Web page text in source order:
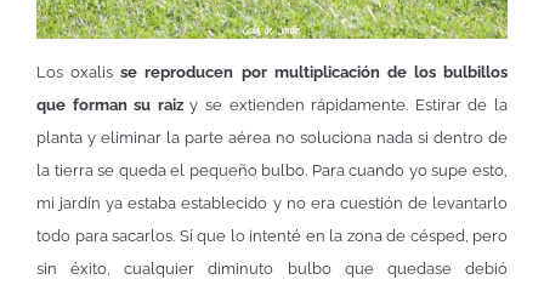
Los oxalisse reproducen por multiplicación de los bulbillos
que forman su raizy se extienden rápidamente. Estirar de la
planta y eliminar la parte aérea no soluciona nada si dentro de
la tierra se queda el pequeño bulbo. Para cuando yo supe esto,
mi jardín ya estaba establecido y no era cuestión de levantarlo
todo para sacarlos. Sí que lo intenté en la zona de césped, pero
sin éxito, cualquier diminuto bulbo que quedase debió